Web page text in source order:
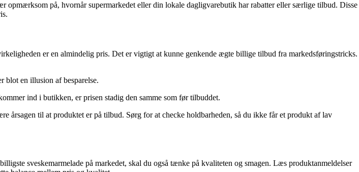
på, hvornår supermarkedet eller din lokale dagligvarebutik har rabatter eller særlige tilbud. Disse
er en almindelig pris. Det er vigtigt at kunne genkende ægte billige tilbud fra markedsføringstricks.
blot en illusion af besparelse.
ind i butikken, er prisen stadig den samme som før tilbuddet.
til at produktet er på tilbud. Sørg for at checke holdbarheden, så du ikke får et produkt af lav
sveskemarmelade på markedet, skal du også tænke på kvaliteten og smagen. Læs produktanmeldelser